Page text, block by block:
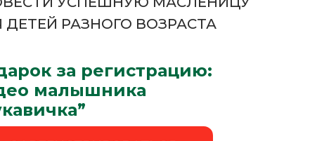
за регистрацию:
малышника
ДЕТЕЙ РАЗНОГО ВОЗРАСТА